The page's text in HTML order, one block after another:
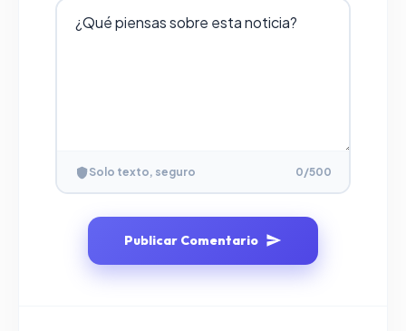
Solo texto, seguro 0/500
Publicar Comentario